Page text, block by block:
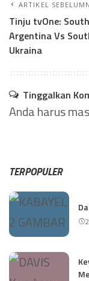
ARTIKEL
Tinju tvOne:
Argentina Vs
Ukraina
Tinggalkan
Anda harus
TERPOPULER